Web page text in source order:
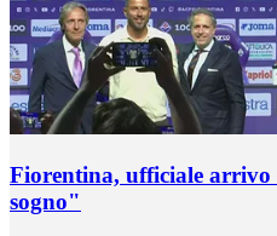
Fiorentina, ufficiale
sogno"